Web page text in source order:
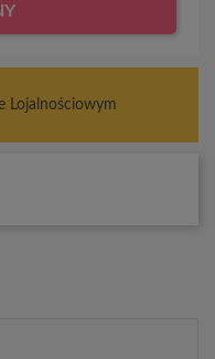
Lojalnościowym